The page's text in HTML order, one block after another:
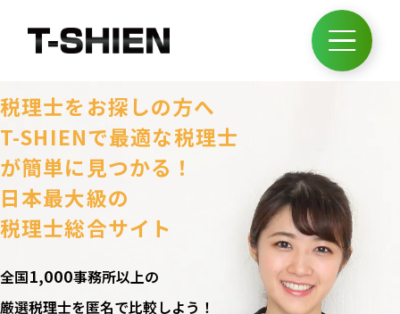
税理士をお探しの方へ
T-SHIENで最適な税理士
が簡単に見つかる！
日本最大級の
税理士総合サイト
全国1,000事務所以上の
厳選税理士を匿名で比較しよう！